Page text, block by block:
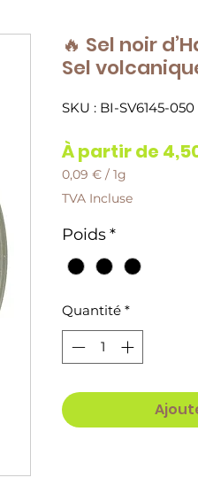
🔥 Sel noir
Sel
SKU : BI-SV6145-050
À partir de
0,09 € / 1g
0,09 €
pour
1
Gramme
TVA Incluse
Poids*
Quantité *